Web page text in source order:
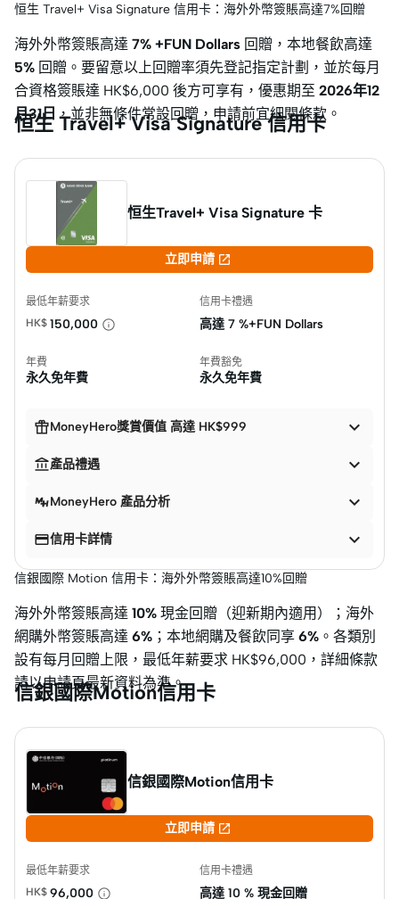
恒生 Travel+ Visa Signature 信用卡：海外外幣簽賬高達7%回贈
海外外幣簽賬高達 7% +FUN Dollars 回贈，本地餐飲高達
5% 回贈。要留意以上回贈率須先登記指定計劃，並於每月
合資格簽賬達 HK$6,000 後方可享有，優惠期至 2026年12
月31日 ，並非無條件常設回贈，申請前宜細閱條款。
恒生 Travel+ Visa Signature 信用卡
恒生Travel+ Visa Signature 卡
立即申請 
最低年薪要求
HK$ 150,000
信用卡禮遇
高達 7 %+FUN Dollars
年費
永久免年費
年費豁免
永久免年費
MoneyHero獎賞價值 高達 HK$999 
產品禮遇 
MoneyHero 產品分析 
信用卡詳情 
信銀國際 Motion 信用卡：海外外幣簽賬高達10%回贈
海外外幣簽賬高達 10% 現金回贈（迎新期內適用）；海外
網購外幣簽賬高達 6% ；本地網購及餐飲同享 6% 。各類別
設有每月回贈上限，最低年薪要求 HK$96,000，詳細條款
請以申請頁最新資料為準。
信銀國際Motion信用卡
信銀國際Motion信用卡
立即申請 
最低年薪要求
HK$ 96,000
信用卡禮遇
高達 10 % 現金回贈